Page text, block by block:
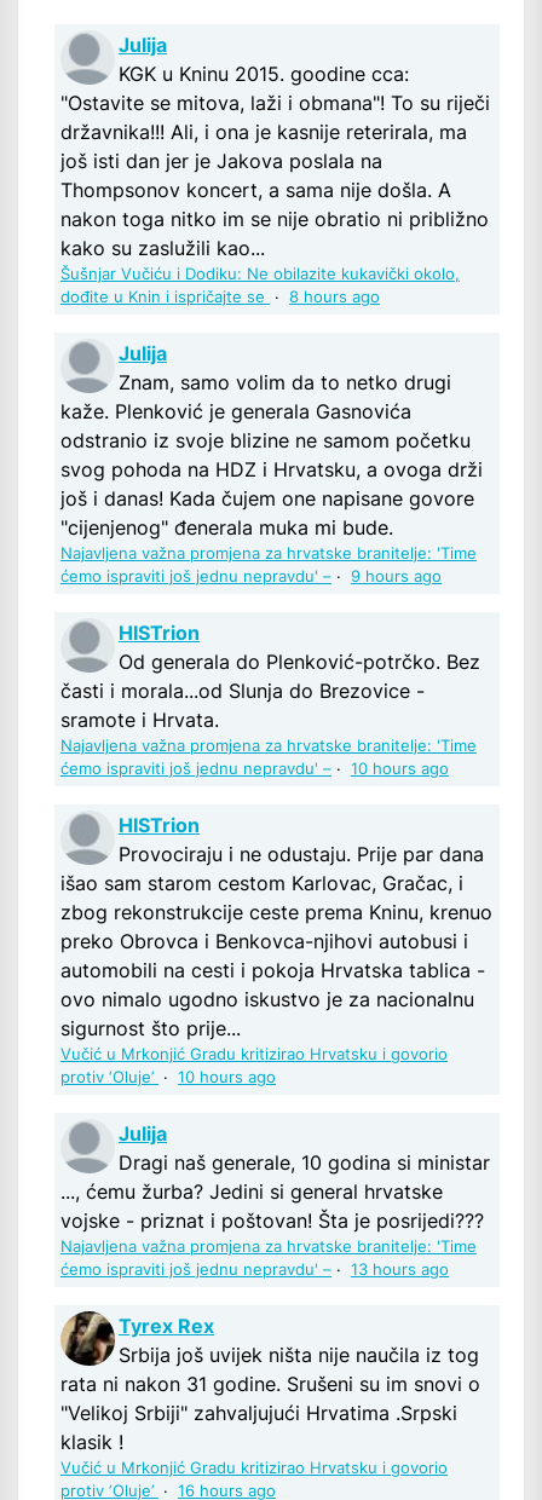
Julija
KGK u Kninu 2015. goodine cca:
"Ostavite se mitova, laži i obmana"! To su riječi
državnika!!! Ali, i ona je kasnije reterirala, ma
još isti dan jer je Jakova poslala na
Thompsonov koncert, a sama nije došla. A
nakon toga nitko im se nije obratio ni približno
kako su zaslužili kao...
Šušnjar Vučiću i Dodiku: Ne obilazite kukavički okolo,
dođite u Knin i ispričajte se
· 8 hours ago
Julija
Znam, samo volim da to netko drugi
kaže. Plenković je generala Gasnovića
odstranio iz svoje blizine ne samom početku
svog pohoda na HDZ i Hrvatsku, a ovoga drži
još i danas! Kada čujem one napisane govore
"cijenjenog" đenerala muka mi bude.
Najavljena važna promjena za hrvatske branitelje: 'Time
ćemo ispraviti još jednu nepravdu' – · 9 hours ago
HISTrion
Od generala do Plenković-potrčko. Bez
časti i morala...od Slunja do Brezovice -
sramote i Hrvata.
Najavljena važna promjena za hrvatske branitelje: 'Time
ćemo ispraviti još jednu nepravdu' – · 10 hours ago
HISTrion
Provociraju i ne odustaju. Prije par dana
išao sam starom cestom Karlovac, Gračac, i
zbog rekonstrukcije ceste prema Kninu, krenuo
preko Obrovca i Benkovca-njihovi autobusi i
automobili na cesti i pokoja Hrvatska tablica -
ovo nimalo ugodno iskustvo je za nacionalnu
sigurnost što prije...
Vučić u Mrkonjić Gradu kritizirao Hrvatsku i govorio
protiv ‘Oluje’ · 10 hours ago
Julija
Dragi naš generale, 10 godina si ministar
..., ćemu žurba? Jedini si general hrvatske
vojske - priznat i poštovan! Šta je posrijedi???
Najavljena važna promjena za hrvatske branitelje: 'Time
ćemo ispraviti još jednu nepravdu' – · 13 hours ago
Tyrex Rex
Srbija još uvijek ništa nije naučila iz tog
rata ni nakon 31 godine. Srušeni su im snovi o
"Velikoj Srbiji" zahvaljujući Hrvatima .Srpski
klasik !
Vučić u Mrkonjić Gradu kritizirao Hrvatsku i govorio
protiv ‘Oluje’ · 16 hours ago